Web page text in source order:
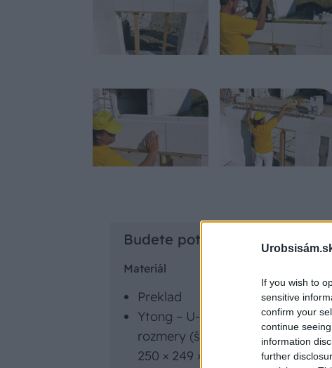
If you wish to
sensitive
confirm your
continue
information
further
Budete potrebovať
Materiál
Preklad
Ytong – U-profil
rozmery (š. × v. × d.):
250 × 249 × 599, ks 7,356 €